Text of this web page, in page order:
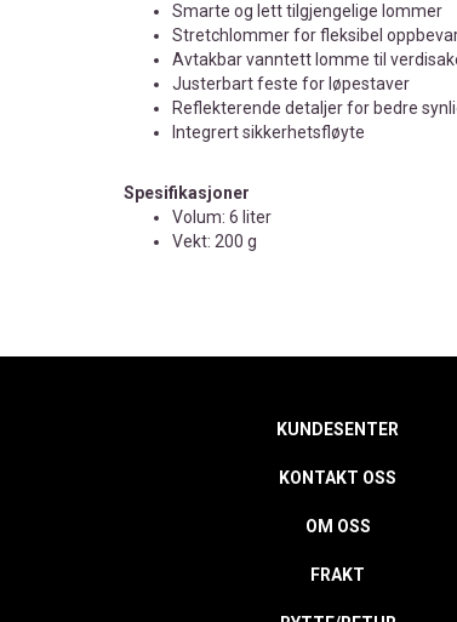
Smarte og lett tilgjengelige lommer
Stretchlommer for fleksibel
Avtakbar vanntett lomme til
Justerbart feste for løpestaver
Reflekterende detaljer for bedre
Integrert sikkerhetsfløyte
Spesifikasjoner
Volum: 6 liter
Vekt: 200 g
KUNDESENTER
KONTAKT OSS
OM OSS
FRAKT